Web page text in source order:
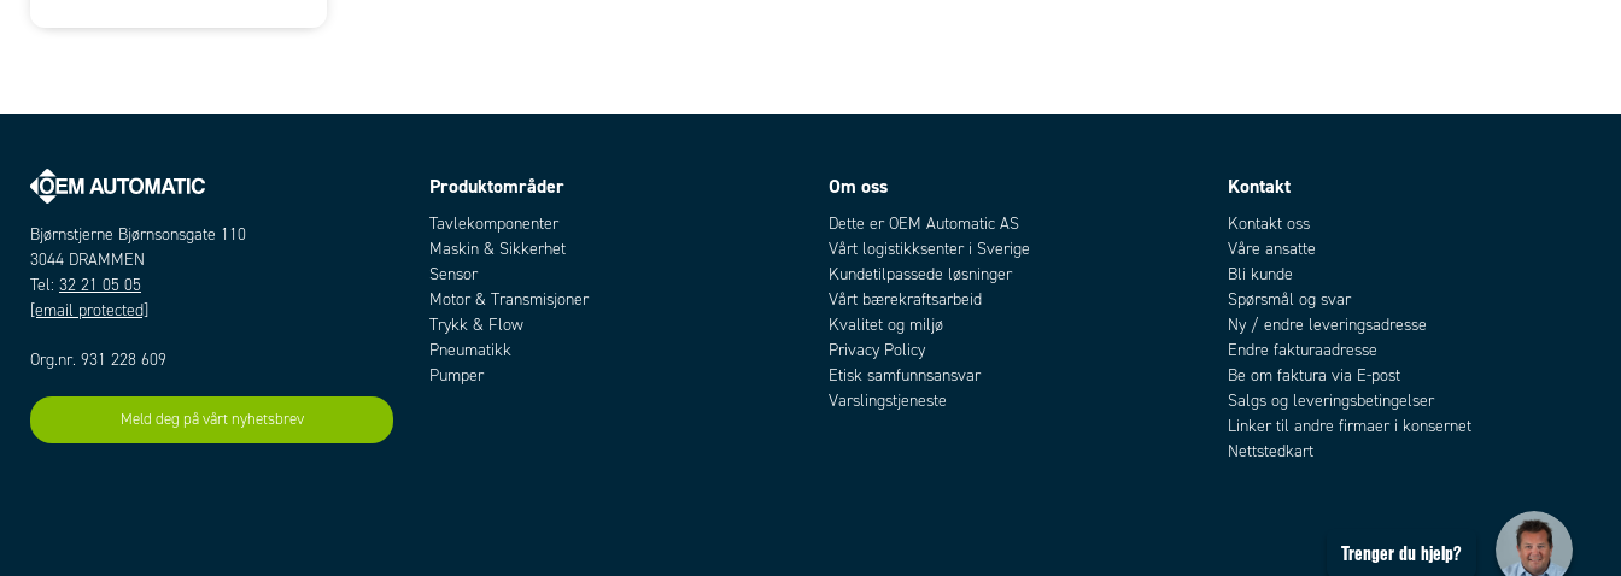
Bjørnstjerne Bjørnsonsgate 110
3044 DRAMMEN
Tel: 32 21 05 05
[email protected]
Org.nr. 931 228 609
Meld deg på vårt nyhetsbrev
Produktområder
Tavlekomponenter
Maskin & Sikkerhet
Sensor
Motor & Transmisjoner
Trykk & Flow
Pneumatikk
Pumper
Om oss
Dette er OEM Automatic AS
Vårt logistikksenter i Sverige
Kundetilpassede løsninger
Vårt bærekraftsarbeid
Kvalitet og miljø
Privacy Policy
Etisk samfunnsansvar
Varslingstjeneste
Kontakt
Kontakt oss
Våre ansatte
Bli kunde
Spørsmål og svar
Ny / endre leveringsadresse
Endre fakturaadresse
Be om faktura via E-post
Salgs og leveringsbetingelser
Linker til andre firmaer i konsernet
Nettstedkart
Trenger du hjelp?